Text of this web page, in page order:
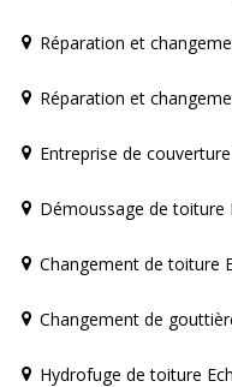
Réparation et
Réparation et
Entreprise de
Démoussage de toiture
Changement de toiture
Changement de
Hydrofuge de toiture